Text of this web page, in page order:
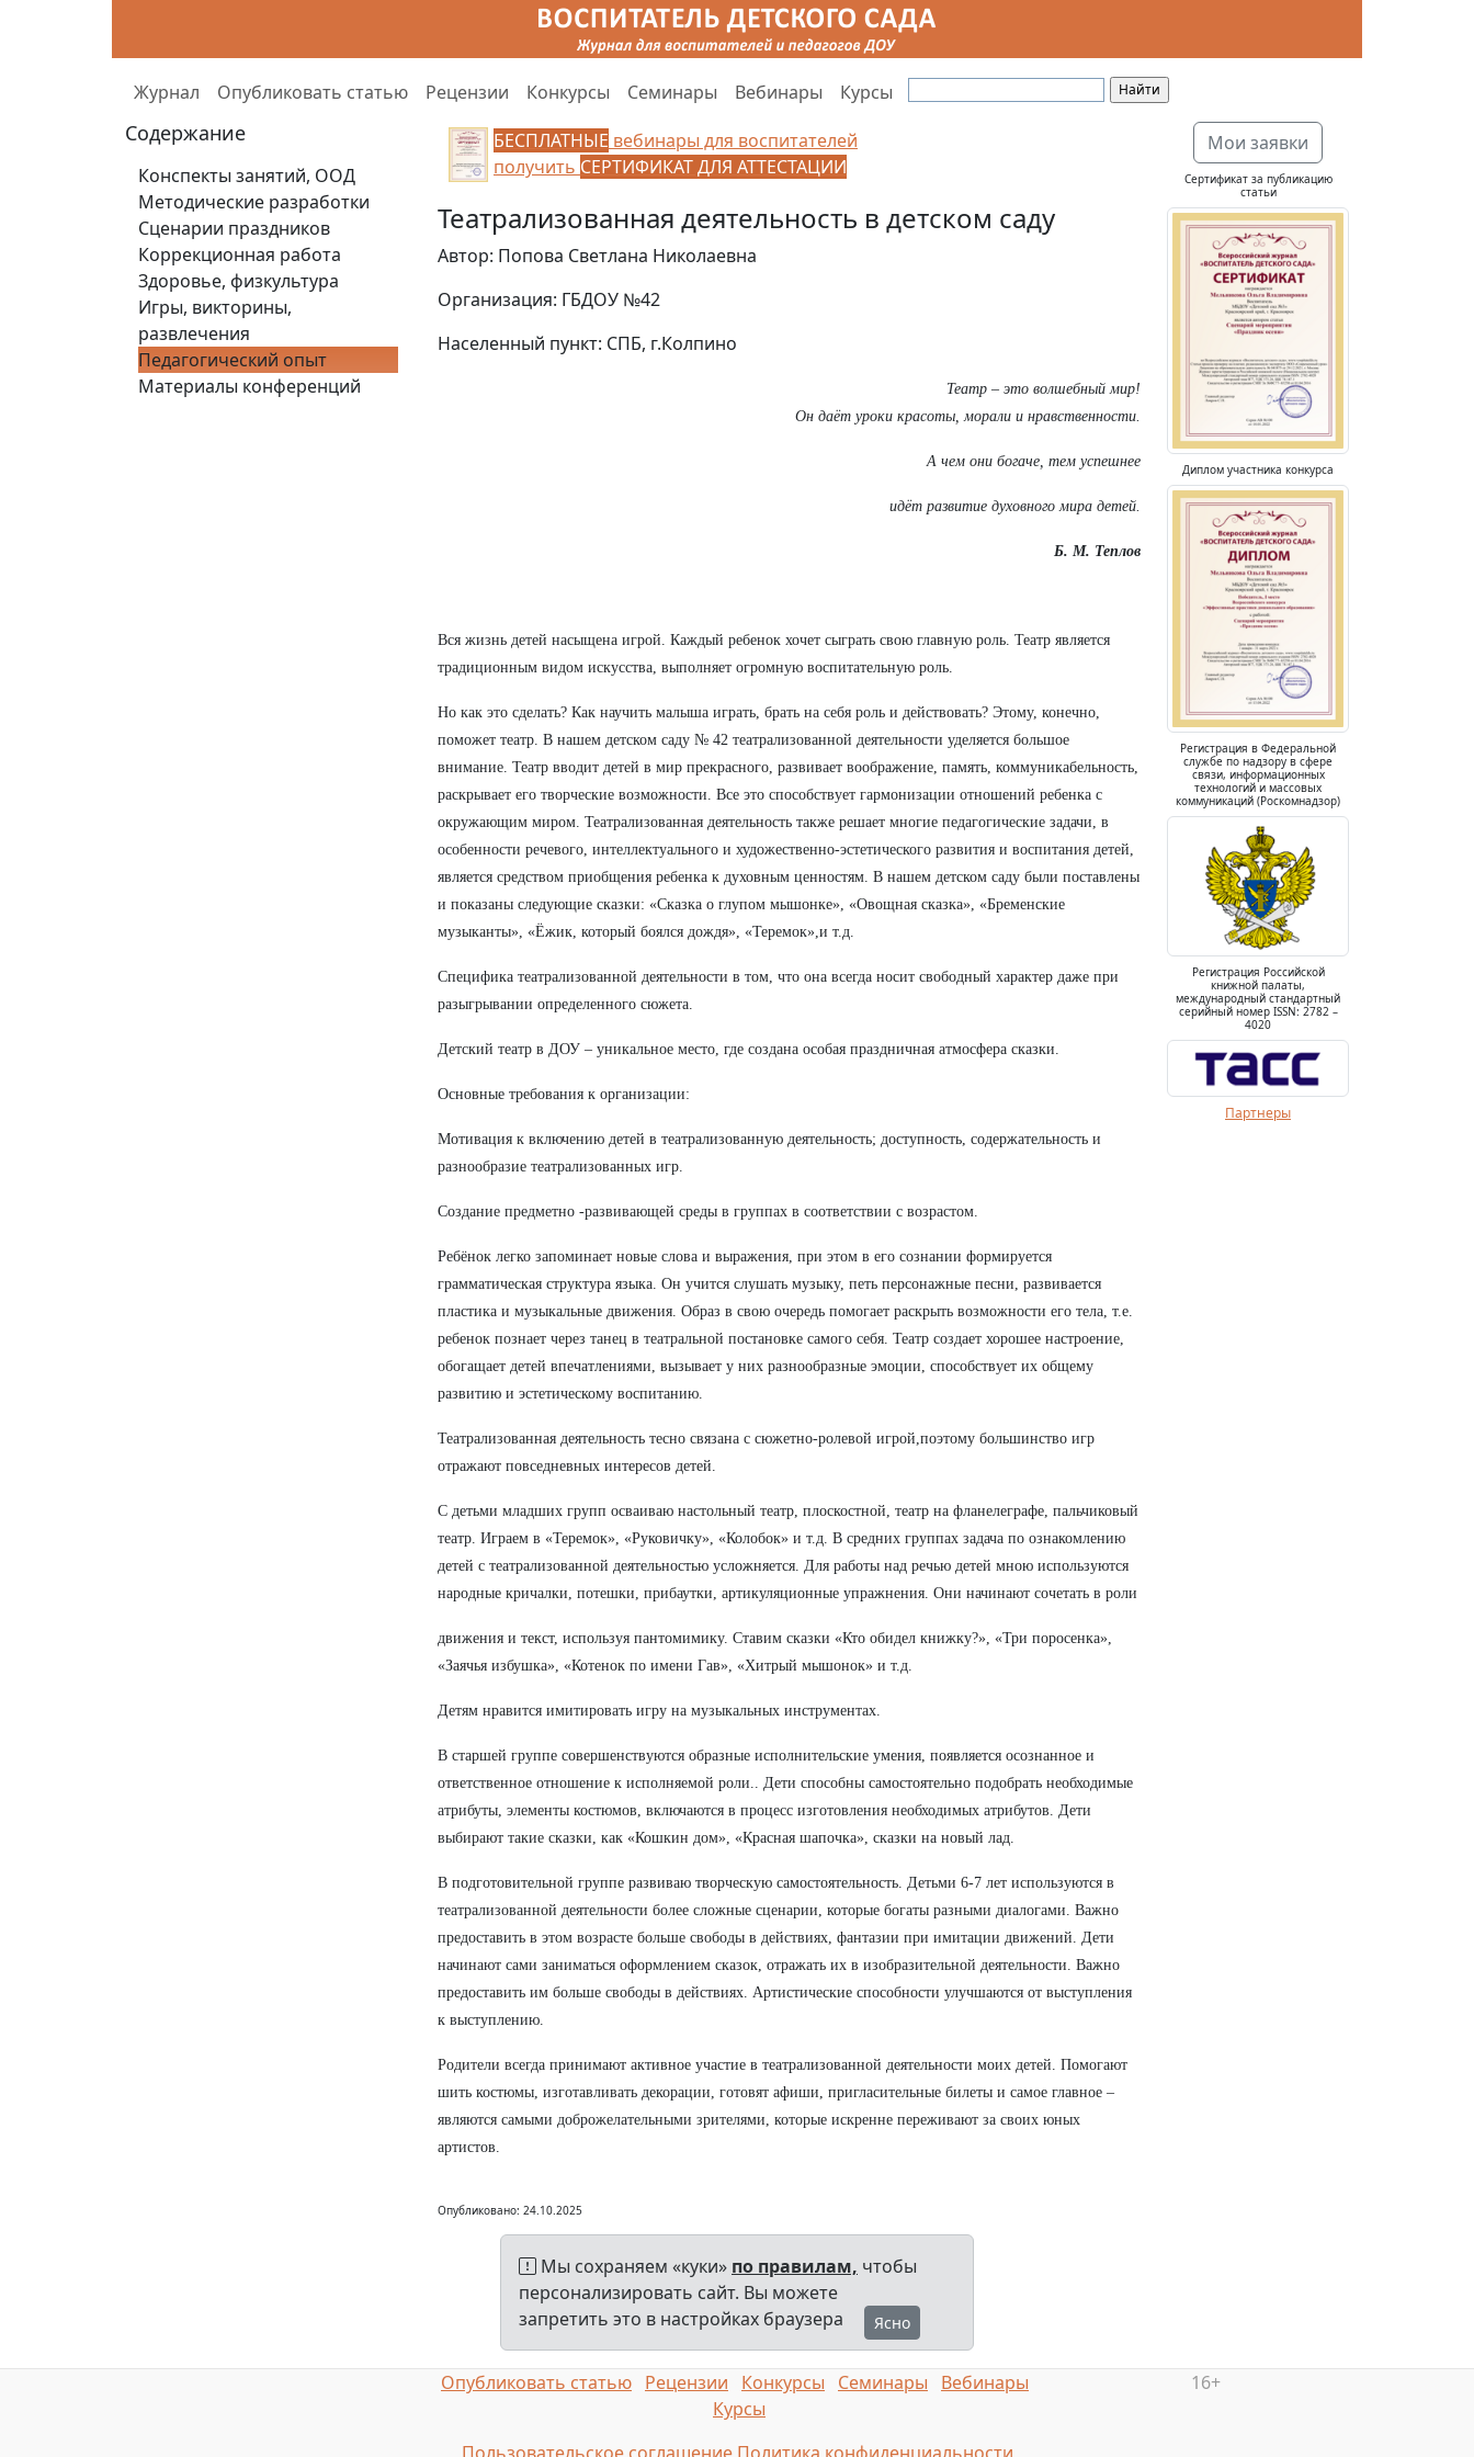
Журнал Опубликовать статью Рецензии Конкурсы Семинары Вебинары Курсы
Содержание
Конспекты занятий, ООД
Методические разработки
Сценарии праздников
Коррекционная работа
Здоровье, физкультура
Игры, викторины,
развлечения
Педагогический опыт
Материалы конференций
БЕСПЛАТНЫЕ вебинары для воспитателей
получить СЕРТИФИКАТ ДЛЯ АТТЕСТАЦИИ
Театрализованная деятельность в детском саду
Автор: Попова Светлана Николаевна
Организация: ГБДОУ №42
Населенный пункт: СПБ, г.Колпино
Театр – это волшебный мир!
Он даёт уроки красоты, морали и нравственности.
А чем они богаче, тем успешнее
идёт развитие духовного мира детей.
Б. М. Теплов
Вся жизнь детей насыщена игрой. Каждый ребенок хочет сыграть свою главную роль. Театр является
традиционным видом искусства, выполняет огромную воспитательную роль.
Но как это сделать? Как научить малыша играть, брать на себя роль и действовать? Этому, конечно,
поможет театр. В нашем детском саду № 42 театрализованной деятельности уделяется большое
внимание. Театр вводит детей в мир прекрасного, развивает воображение, память, коммуникабельность,
раскрывает его творческие возможности. Все это способствует гармонизации отношений ребенка с
окружающим миром. Театрализованная деятельность также решает многие педагогические задачи, в
особенности речевого, интеллектуального и художественно-эстетического развития и воспитания детей,
является средством приобщения ребенка к духовным ценностям. В нашем детском саду были поставлены
и показаны следующие сказки: «Сказка о глупом мышонке», «Овощная сказка», «Бременские
музыканты», «Ёжик, который боялся дождя», «Теремок»,и т.д.
Специфика театрализованной деятельности в том, что она всегда носит свободный характер даже при
разыгрывании определенного сюжета.
Детский театр в ДОУ – уникальное место, где создана особая праздничная атмосфера сказки.
Основные требования к организации:
Мотивация к включению детей в театрализованную деятельность; доступность, содержательность и
разнообразие театрализованных игр.
Создание предметно -развивающей среды в группах в соответствии с возрастом.
Ребёнок легко запоминает новые слова и выражения, при этом в его сознании формируется
грамматическая структура языка. Он учится слушать музыку, петь персонажные песни, развивается
пластика и музыкальные движения. Образ в свою очередь помогает раскрыть возможности его тела, т.е.
ребенок познает через танец в театральной постановке самого себя. Театр создает хорошее настроение,
обогащает детей впечатлениями, вызывает у них разнообразные эмоции, способствует их общему
развитию и эстетическому воспитанию.
Театрализованная деятельность тесно связана с сюжетно-ролевой игрой,поэтому большинство игр
отражают повседневных интересов детей.
С детьми младших групп осваиваю настольный театр, плоскостной, театр на фланелеграфе, пальчиковый
театр. Играем в «Теремок», «Руковичку», «Колобок» и т.д. В средних группах задача по ознакомлению
детей с театрализованной деятельностью усложняется. Для работы над речью детей мною используются
народные кричалки, потешки, прибаутки, артикуляционные упражнения. Они начинают сочетать в роли
движения и текст, используя пантомимику. Ставим сказки «Кто обидел книжку?», «Три поросенка»,
«Заячья избушка», «Котенок по имени Гав», «Хитрый мышонок» и т.д.
Детям нравится имитировать игру на музыкальных инструментах.
В старшей группе совершенствуются образные исполнительские умения, появляется осознанное и
ответственное отношение к исполняемой роли.. Дети способны самостоятельно подобрать необходимые
атрибуты, элементы костюмов, включаются в процесс изготовления необходимых атрибутов. Дети
выбирают такие сказки, как «Кошкин дом», «Красная шапочка», сказки на новый лад.
В подготовительной группе развиваю творческую самостоятельность. Детьми 6-7 лет используются в
театрализованной деятельности более сложные сценарии, которые богаты разными диалогами. Важно
предоставить в этом возрасте больше свободы в действиях, фантазии при имитации движений. Дети
начинают сами заниматься оформлением сказок, отражать их в изобразительной деятельности. Важно
предоставить им больше свободы в действиях. Артистические способности улучшаются от выступления
к выступлению.
Родители всегда принимают активное участие в театрализованной деятельности моих детей. Помогают
шить костюмы, изготавливать декорации, готовят афиши, пригласительные билеты и самое главное –
являются самыми доброжелательными зрителями, которые искренне переживают за своих юных
артистов.
Опубликовано: 24.10.2025
Мои заявки
Сертификат за публикацию
статьи
Диплом участника конкурса
Регистрация в Федеральной
службе по надзору в сфере
связи, информационных
технологий и массовых
коммуникаций (Роскомнадзор)
Регистрация Российской
книжной палаты,
международный стандартный
серийный номер ISSN: 2782 –
4020
Партнеры
Мы сохраняем «куки» по правилам, чтобы
персонализировать сайт. Вы можете
запретить это в настройках браузера
Ясно
Опубликовать статью Рецензии Конкурсы Семинары
Вебинары
Курсы
16+